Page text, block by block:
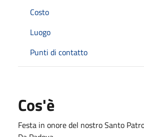
Costo
Luogo
Punti di contatto
Cos'è
Festa in onore del nostro Santo